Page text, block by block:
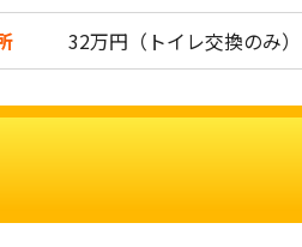
32万円（トイレ交換のみ）